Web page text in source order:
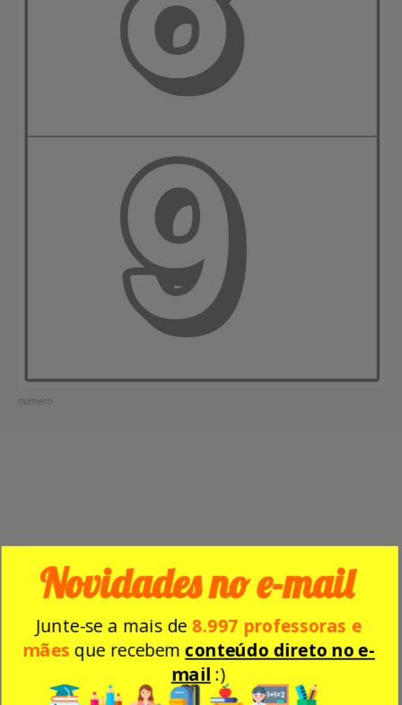
numero
Junte-se a mais de8.997 professoras e
mães que recebemconteúdo direto no e-
mail :)
Novidades no e-mail